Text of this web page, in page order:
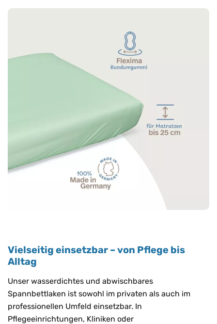
Vielseitig einsetzbar – von Pflege bis
Alltag
Unser wasserdichtes und abwischbares
Spannbettlaken ist sowohl im privaten als auch im
professionellen Umfeld einsetzbar. In
Pflegeeinrichtungen, Kliniken oder